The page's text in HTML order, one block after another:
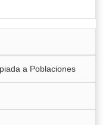
a Poblaciones